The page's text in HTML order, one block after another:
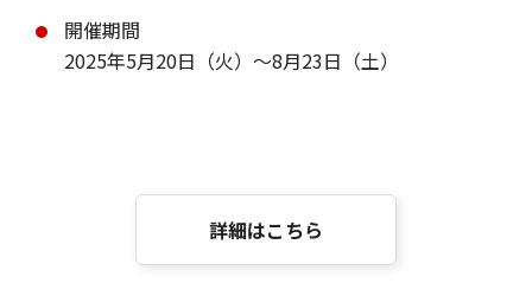
開催期間
2025年5月20日（火）～8月23日（土）
詳細はこちら